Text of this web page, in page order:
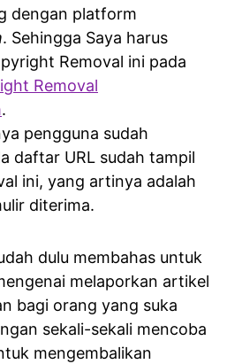
dengan platform
. Sehingga Saya harus
Removal ini pada
Removal
.
pengguna sudah
daftar URL sudah tampil
ini, yang artinya adalah
diterima.
dulu membahas untuk
melaporkan artikel
bagi orang yang suka
sekali-sekali mencoba
mengembalikan